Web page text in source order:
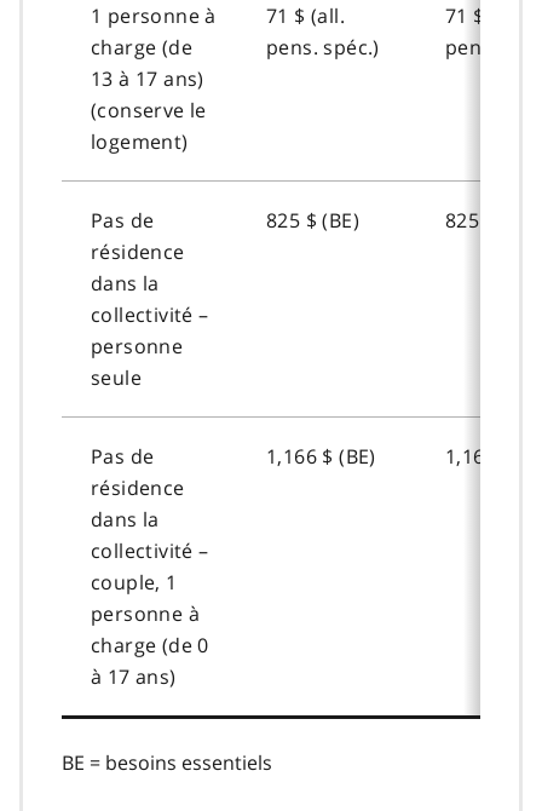
1 personne à
charge (de
13 à 17 ans)
(conserve le
logement)
71 $ (all.
pens. spéc.)
71 $ (all.
pens.
Pas de
résidence
dans la
collectivité –
personne
seule
825 $ (BE) 825 $ (BE)
Pas de
résidence
dans la
collectivité –
couple, 1
personne à
charge (de 0
à 17 ans)
1,166 $ (BE) 1,166 $
BE = besoins essentiels